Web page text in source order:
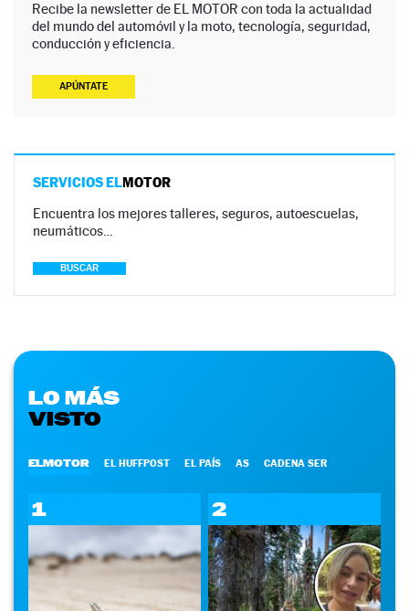
Recibe la newsletter de EL MOTOR con toda la actualidad
del mundo del automóvil y la moto, tecnología, seguridad,
conducción y eficiencia.
APÚNTATE
SERVICIOS ELMOTOR
Encuentra los mejores talleres, seguros, autoescuelas,
neumáticos…
BUSCAR
LO MÁS
VISTO
ELMOTOR EL HUFFPOST EL PAÍS AS CADENA SER
1 2